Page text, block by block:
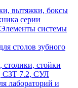
вытяжки, боксы
серии
системы
столов зубного
стойки
7.2, СУЛ
и